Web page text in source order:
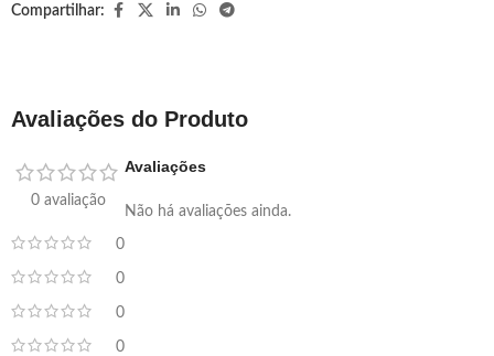
Compartilhar:
Avaliações do Produto
0 avaliação
0
0
0
0
Avaliações
Não há avaliações ainda.